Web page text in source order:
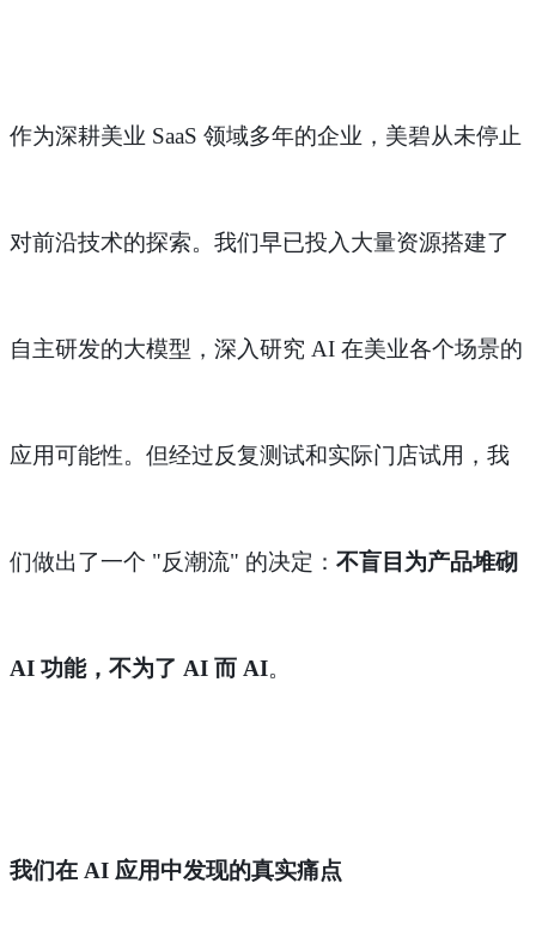
作为深耕美业 SaaS 领域多年的企业，美碧从未停止
对前沿技术的探索。我们早已投入大量资源搭建了
自主研发的大模型，深入研究 AI 在美业各个场景的
应用可能性。但经过反复测试和实际门店试用，我
们做出了一个 "反潮流" 的决定： 不盲目为产品堆砌
AI 功能，不为了 AI 而 AI。
我们在 AI 应用中发现的真实痛点